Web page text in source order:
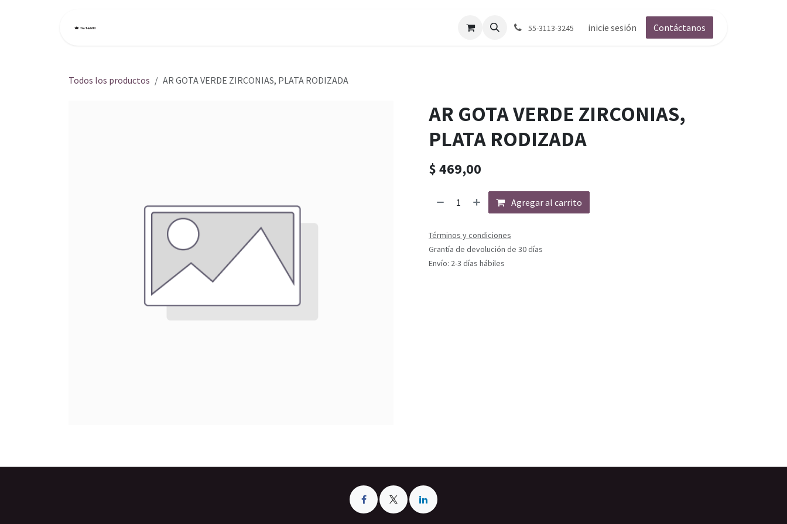
55-3113-3245 inicie sesión Contáctanos
Todos los productos AR GOTA VERDE ZIRCONIAS, PLATA RODIZADA
AR GOTA VERDE ZIRCONIAS,
PLATA RODIZADA
$469,00
Agregar al carrito
Términos y condiciones
Grantía de devolución de 30 días
Envío: 2-3 días hábiles